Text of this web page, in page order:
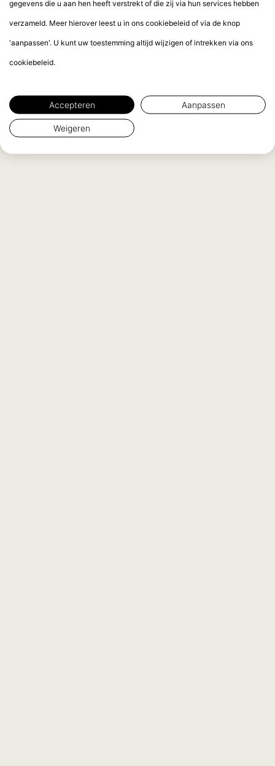
gegevens die u aan hen heeft verstrekt of die zij via hun services hebben
verzameld. Meer hierover leest u in ons cookiebeleid of via de knop
'aanpassen'. U kunt uw toestemming altijd wijzigen of intrekken via ons
cookiebeleid.
Accepteren Aanpassen
Weigeren